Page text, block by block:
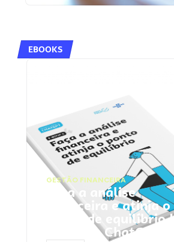
EBOOKS
GESTÃO FINANCEIRA
Faça a análise
financeira e atinja o
ponto de equilíbrio |
Prompts ChatGPT